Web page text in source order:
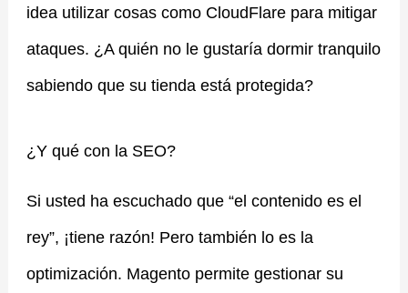
idea utilizar cosas como CloudFlare para mitigar
ataques. ¿A quién no le gustaría dormir tranquilo
sabiendo que su tienda está protegida?
¿Y qué con la SEO?
Si usted ha escuchado que “el contenido es el
rey”, ¡tiene razón! Pero también lo es la
optimización. Magento permite gestionar su